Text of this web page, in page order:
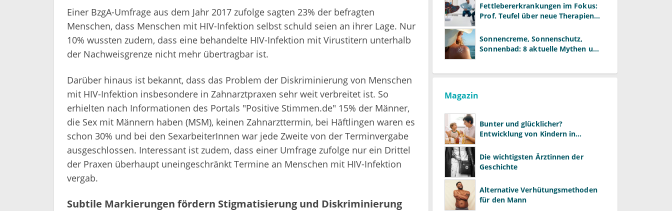
Einer BzgA-Umfrage aus dem Jahr 2017 zufolge sagten 23% der befragten
Menschen, dass Menschen mit HIV-Infektion selbst schuld seien an ihrer Lage. Nur
10% wussten zudem, dass eine behandelte HIV-Infektion mit Virustitern unterhalb
der Nachweisgrenze nicht mehr übertragbar ist.
Darüber hinaus ist bekannt, dass das Problem der Diskriminierung von Menschen
mit HIV-Infektion insbesondere in Zahnarztpraxen sehr weit verbreitet ist. So
erhielten nach Informationen des Portals "Positive Stimmen.de" 15% der Männer,
die Sex mit Männern haben (MSM), keinen Zahnarzttermin, bei Häftlingen waren es
schon 30% und bei den SexarbeiterInnen war jede Zweite von der Terminvergabe
ausgeschlossen. Interessant ist zudem, dass einer Umfrage zufolge nur ein Drittel
der Praxen überhaupt uneingeschränkt Termine an Menschen mit HIV-Infektion
vergab.
Subtile Markierungen fördern Stigmatisierung und Diskriminierung
Fettlebererkrankungen im Fokus:
Prof. Teufel über neue Therapien
Sonnencreme, Sonnenschutz,
Sonnenbad: 8 aktuelle Mythen und
Magazin
Bunter und glücklicher?
Entwicklung von Kindern in
Die wichtigsten Ärztinnen der
Geschichte
Alternative Verhütungsmethoden
für den Mann